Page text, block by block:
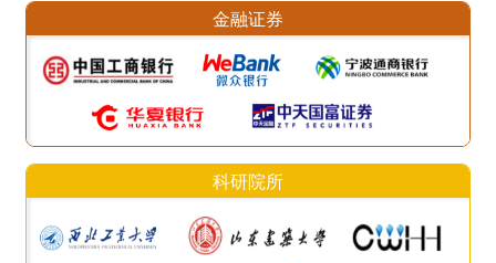
金融证券
科研院所